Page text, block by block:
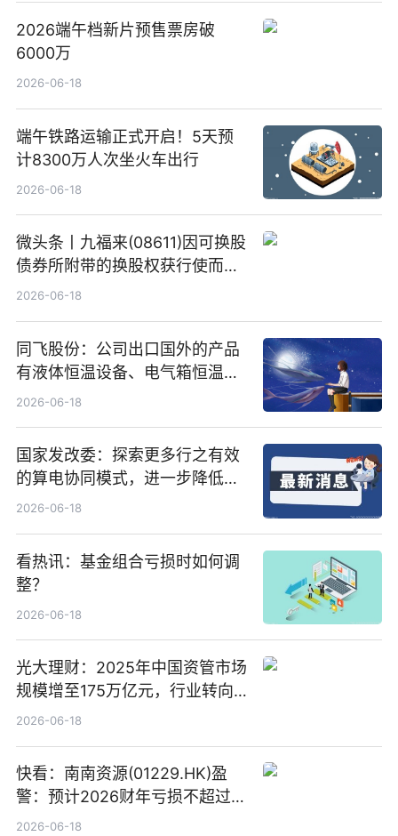
2026端午档新片预售票房破
6000万
2026-06-18
端午铁路运输正式开启！5天预
计8300万人次坐火车出行
2026-06-18
微头条丨九福来(08611)因可换股
债券所附带的换股权获行使而发
行5200万股
2026-06-18
同飞股份：公司出口国外的产品
有液体恒温设备、电气箱恒温装
置、纯水冷却单元和特种换热器
2026-06-18
国家发改委：探索更多行之有效
的算电协同模式，进一步降低网
络传输时延_最资讯
2026-06-18
看热讯：基金组合亏损时如何调
整？
2026-06-18
光大理财：2025年中国资管市场
规模增至175万亿元，行业转向
“量质并重”
2026-06-18
快看：南南资源(01229.HK)盈
警：预计2026财年亏损不超过
1000万港元
2026-06-18